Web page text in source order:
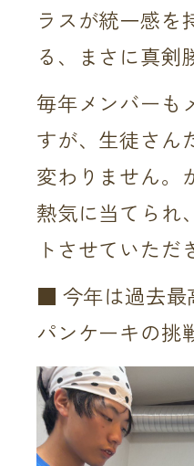
ラスが統一感を
る、まさに真剣
毎年メンバーも
すが、生徒さん
変わりません。
熱気に当てられ
トさせていただ
■ 今年は過去
パンケーキの挑